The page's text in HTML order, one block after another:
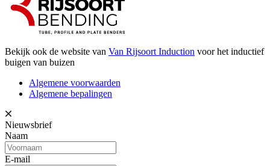
Bekijk ook de website van Van Rijsoort Induction voor het inductief
buigen van buizen
Algemene voorwaarden
Algemene bepalingen
Nieuwsbrief
Naam
E-mail